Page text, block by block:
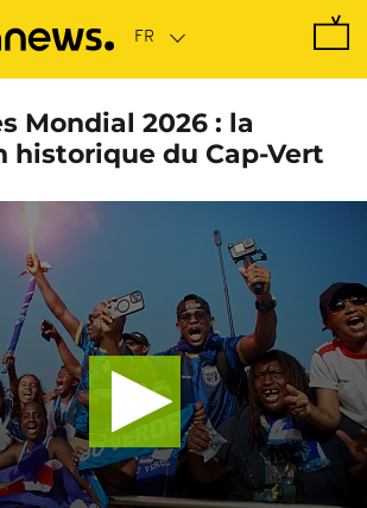
Mondial 2026 : la
du Cap-Vert